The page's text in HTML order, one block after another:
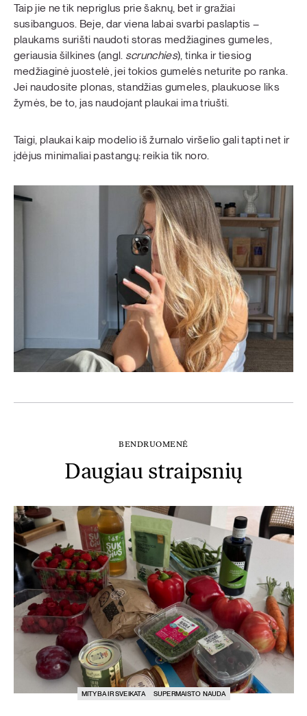
Taip jie ne tik nepriglus prie šaknų, bet ir gražiai
susibanguos. Beje, dar viena labai svarbi paslaptis –
plaukams surišti naudoti storas medžiagines gumeles,
geriausia šilkines (angl. scrunchies), tinka ir tiesiog
medžiaginė juostelė, jei tokios gumelės neturite po ranka.
Jei naudosite plonas, standžias gumeles, plaukuose liks
žymės, be to, jas naudojant plaukai ima triušti.
Taigi, plaukai kaip modelio iš žurnalo viršelio gali tapti net ir
įdėjus minimaliai pastangų: reikia tik noro.
BENDRUOMENĖ
Daugiau straipsnių
MITYBA IR SVEIKATA SUPERMAISTO NAUDA